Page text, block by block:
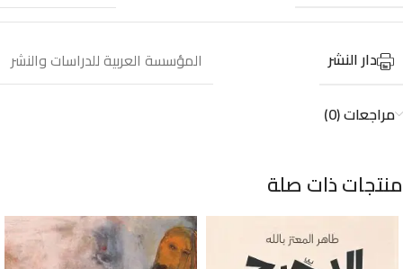
دار النشر
المؤسسة العربية للدراسات والنشر
مراجعات (0)
منتجات ذات صلة